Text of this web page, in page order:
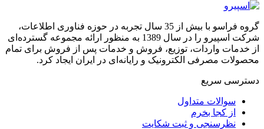
گروه فراسو با بیش از 35 سال تجربه در حوزه فناوری اطلاعات،
شرکت اسپیرو را در سال 1389 به منظور ارائه مجموعه گسترده‌ای
از خدمات واردات، توزیع، فروش و خدمات پس از فروش برای تمام
محصولات مصرفی الکترونیک و رایانه‌ای در ایران ایجاد کرد.
دسترسی‌ سریع
سوالات متداول
از کجا بخرم
نظرسنجی و ثبت شکایت